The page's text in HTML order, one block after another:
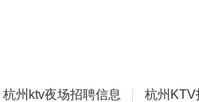
杭州ktv夜场招聘信息 杭州KTV